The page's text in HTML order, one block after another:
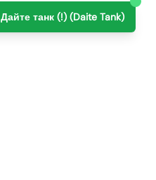
Дайте танк (!) (Daite Tank)